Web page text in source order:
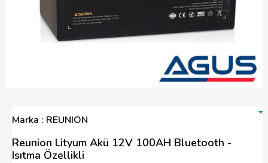
Marka : REUNION
Reunion Lityum Akü 12V 100AH Bluetooth -
Isıtma Özellikli